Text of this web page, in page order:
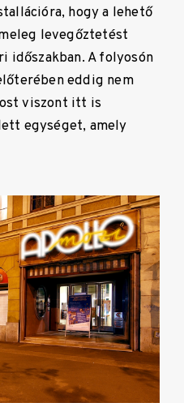
hogy a lehető
levegőztetést
időszakban. A folyosón
eddig nem
viszont itt is
egységet, amely